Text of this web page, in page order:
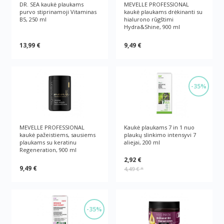
DR. SEA kaukė plaukams
purvo stiprinamoji Vitaminas
B5, 250 ml
13,99 €
MEVELLE PROFESSIONAL
kaukė plaukams drėkinanti su
hialurono rūgštimi
Hydra&Shine, 900 ml
9,49 €
MEVELLE PROFESSIONAL
kaukė pažeistiems, sausiems
plaukams su keratinu
Regeneration, 900 ml
9,49 €
-35%
Kaukė plaukams 7 in 1 nuo
plaukų slinkimo intensyvi 7
aliejai, 200 ml
2,92 €
4,49 €*
-35%